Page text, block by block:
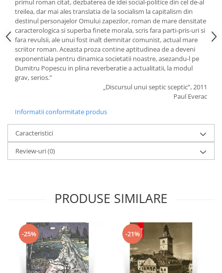
primul roman citat, dezbaterea de idei social-politice din cel de-al
treilea, dar mai ales translatia de la socialism la capitalism din
destinul personajelor Omului zapezilor, roman de mare densitate
caracterologica si superba finete morala, scris fara parti-pris-uri si
fara revulsii, ale unui fost inalt demnitar comunist, actual mare
scriitor roman. Aceasta proza contine aptitudinea de a deveni
exponentiala pentru dinamica societatii noastre, asezandu-l pe
Dumitru Popescu in plina reverberatie a actualitatii, la modul
grav, serios.”
„Discursul unui septic sceptic”, 2011
Paul Everac
Informatii conformitate produs
Caracteristici
Review-uri(0)
PRODUSE SIMILARE
-25% -21%